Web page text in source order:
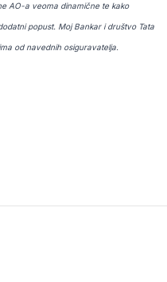
AO-a veoma dinamične te kako
popust. Moj Bankar i društvo Tata
od navednih osiguravatelja.